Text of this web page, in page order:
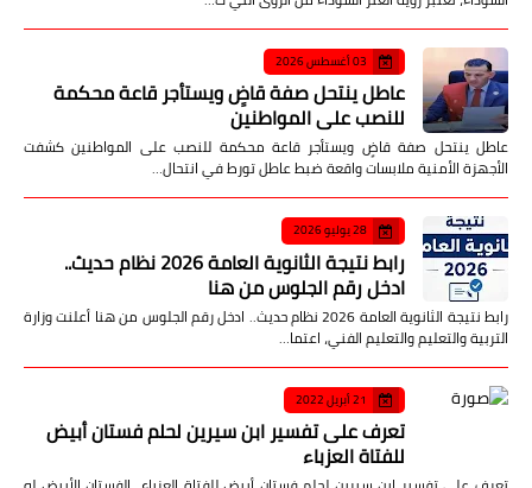
03 أغسطس 2026
عاطل ينتحل صفة قاضٍ ويستأجر قاعة محكمة
للنصب على المواطنين
عاطل ينتحل صفة قاضٍ ويستأجر قاعة محكمة للنصب على المواطنين كشفت
الأجهزة الأمنية ملابسات واقعة ضبط عاطل تورط في انتحال…
28 يوليو 2026
رابط نتيجة الثانوية العامة 2026 نظام حديث..
ادخل رقم الجلوس من هنا
رابط نتيجة الثانوية العامة 2026 نظام حديث.. ادخل رقم الجلوس من هنا أعلنت وزارة
التربية والتعليم والتعليم الفني، اعتما…
21 أبريل 2022
تعرف على تفسير ابن سيرين لحلم فستان أبيض
للفتاة العزباء